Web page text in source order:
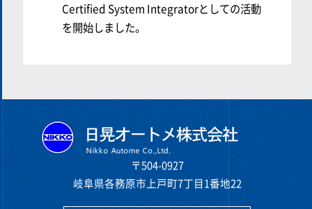
Certified System Integratorとしての活動
を開始しました。
〒504-0927
岐阜県各務原市上戸町7丁目1番地22